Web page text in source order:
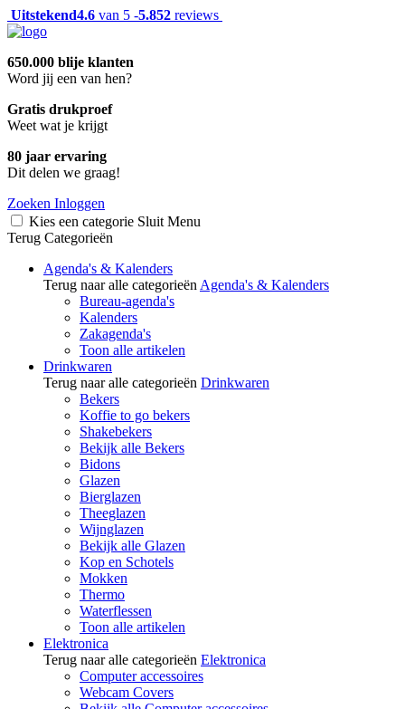
Uitstekend4.6 van 5 -5.852 reviews
650.000 blije klanten
Word jij een van hen?
Gratis drukproef
Weet wat je krijgt
80 jaar ervaring
Dit delen we graag!
Zoeken Inloggen
Kies een categorie Sluit Menu
Terug Categorieën
Agenda's & Kalenders
Terug naar alle categorieën Agenda's & Kalenders
Bureau-agenda's
Kalenders
Zakagenda's
Toon alle artikelen
Drinkwaren
Terug naar alle categorieën Drinkwaren
Bekers
Koffie to go bekers
Shakebekers
Bekijk alle Bekers
Bidons
Glazen
Bierglazen
Theeglazen
Wijnglazen
Bekijk alle Glazen
Kop en Schotels
Mokken
Thermo
Waterflessen
Toon alle artikelen
Elektronica
Terug naar alle categorieën Elektronica
Computer accessoires
Webcam Covers